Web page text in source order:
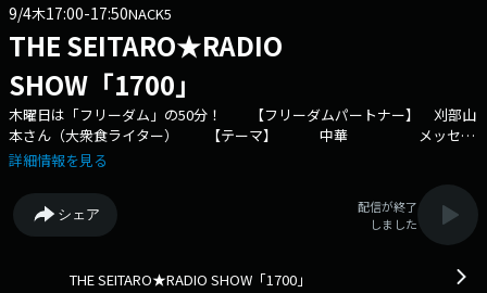
9/4木17:00-17:50NACK5
THE SEITARO★RADIO
SHOW「1700」
木曜日は「フリーダム」の50分！ 【フリーダムパートナー】 刈部山
本さん（大衆食ライター） 【テーマ】 中華 メッセー
ジテーマは【 ガチンコ17中華バトル～回鍋肉vs青椒肉絲～ 】で大募
皆さんは、どちらが好きですか？ 「この店の回鍋肉が美味い！」 「い
つか、あの店の青椒肉絲を食べてみたい！」 そんな名店情報も併せて大
歓迎です！ #nack5 #17ラジアン 【メッセージフォー
今夜の晩ご飯 17川柳 今日気になったニュースはこれだ！ 17ラ
詳細情報を見る
シェア
配信が終了
しました
THE SEITARO★RADIO SHOW「1700」